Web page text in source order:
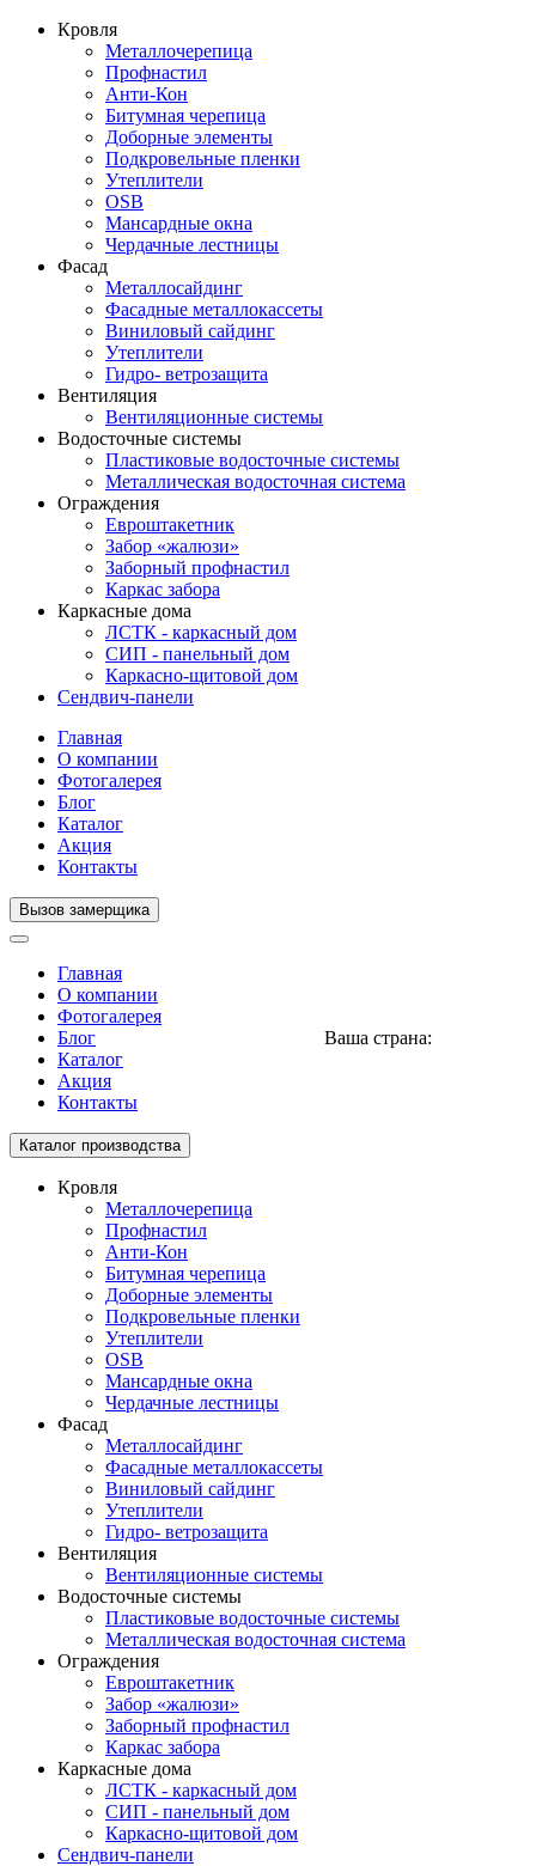
Кровля
Металлочерепица
Профнастил
Анти-Кон
Битумная черепица
Доборные элементы
Подкровельные пленки
Утеплители
OSB
Мансардные окна
Чердачные лестницы
Фасад
Металлосайдинг
Фасадные металлокассеты
Виниловый сайдинг
Утеплители
Гидро- ветрозащита
Вентиляция
Вентиляционные системы
Водосточные системы
Пластиковые водосточные системы
Металлическая водосточная система
Ограждения
Евроштакетник
Забор «жалюзи»
Заборный профнастил
Каркас забора
Каркасные дома
ЛСТК - каркасный дом
СИП - панельный дом
Каркасно-щитовой дом
Сендвич-панели
Главная
О компании
Фотогалерея
Блог
Каталог
Акция
Контакты
Вызов замерщика
Главная
О компании
Фотогалерея
Блог
Каталог
Акция
Контакты
Ваша страна:
Toggle
navigation
Каталог производства
Кровля
Металлочерепица
Профнастил
Анти-Кон
Битумная черепица
Доборные элементы
Подкровельные пленки
Утеплители
OSB
Мансардные окна
Чердачные лестницы
Фасад
Металлосайдинг
Фасадные металлокассеты
Виниловый сайдинг
Утеплители
Гидро- ветрозащита
Вентиляция
Вентиляционные системы
Водосточные системы
Пластиковые водосточные системы
Металлическая водосточная система
Ограждения
Евроштакетник
Забор «жалюзи»
Заборный профнастил
Каркас забора
Каркасные дома
ЛСТК - каркасный дом
СИП - панельный дом
Каркасно-щитовой дом
Сендвич-панели